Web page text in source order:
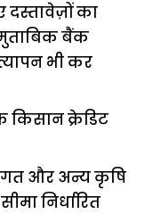
दस्तावेज़ों का
बैंक
भी कर
क्रेडिट
और अन्य कृषि
निर्धारित